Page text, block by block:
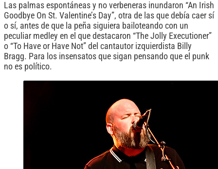
Las palmas espontáneas y no verbeneras inundaron “An Irish
Goodbye On St. Valentine’s Day”, otra de las que debía caer sí
o sí, antes de que la peña siguiera bailoteando con un
peculiar medley en el que destacaron “The Jolly Executioner”
o “To Have or Have Not” del cantautor izquierdista Billy
Bragg. Para los insensatos que sigan pensando que el punk
no es político.